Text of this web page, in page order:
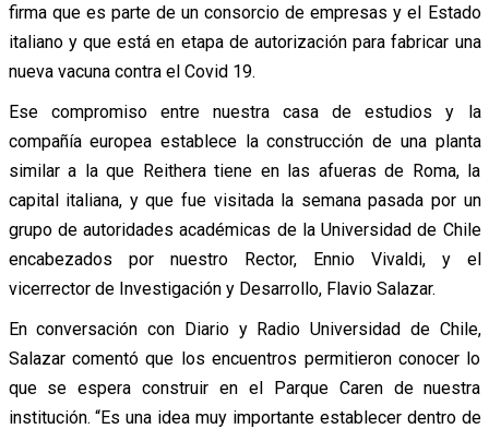
firma que es parte de un consorcio de empresas y el Estado
italiano y que está en etapa de autorización para fabricar una
nueva vacuna contra el Covid 19.
Ese compromiso entre nuestra casa de estudios y la
compañía europea establece la construcción de una planta
similar a la que Reithera tiene en las afueras de Roma, la
capital italiana, y que fue visitada la semana pasada por un
grupo de autoridades académicas de la Universidad de Chile
encabezados por nuestro Rector, Ennio Vivaldi, y el
vicerrector de Investigación y Desarrollo, Flavio Salazar.
En conversación con Diario y Radio Universidad de Chile,
Salazar comentó que los encuentros permitieron conocer lo
que se espera construir en el Parque Caren de nuestra
institución. “Es una idea muy importante establecer dentro de